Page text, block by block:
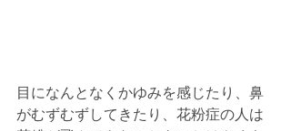
目になんとなくかゆみを感じたり、鼻
がむずむずしてきたり、花粉症の人は